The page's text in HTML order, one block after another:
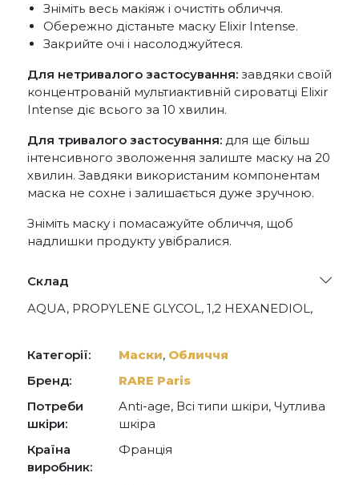
Зніміть весь макіяж і очистіть обличчя.
Обережно дістаньте маску Elixir Intense.
Закрийте очі і насолоджуйтеся.
Для нетривалого застосування: завдяки своїй
концентрованій мультиактивній сироватці Elixir
Intense діє всього за 10 хвилин.
Для тривалого застосування: для ще більш
інтенсивного зволоження залиште маску на 20
хвилин. Завдяки використаним компонентам
маска не сохне і залишається дуже зручною.
Зніміть маску і помасажуйте обличчя, щоб
надлишки продукту увібралися.
Склад
AQUA, PROPYLENE GLYCOL, 1,2 HEXANEDIOL,
HYALURONATE, PEG-40 HYDROGENATED
CASTOR OIL, CAPRYLHYDROXAMIC ACID,
GLYCERIN, SQUALANE, GLUCOSYL CERAMIDE,
TRIETHANOLAMINE, HEXYL CINNAMAL
Категорії: Маски, Обличчя
Бренд:
RARE Paris
Потреби
шкіри:
Anti-age, Всі типи шкіри, Чутлива
шкіра
Країна
виробник:
Франція